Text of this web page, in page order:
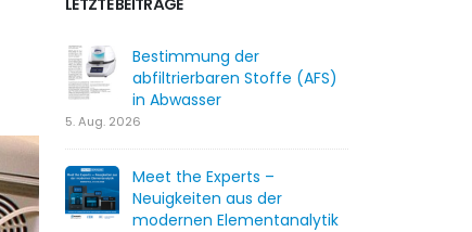
LETZTE BEITRÄGE
Bestimmung der
abfiltrierbaren Stoffe (AFS)
in Abwasser
5. Aug. 2026
Meet the Experts –
Neuigkeiten aus der
modernen Elementanalytik